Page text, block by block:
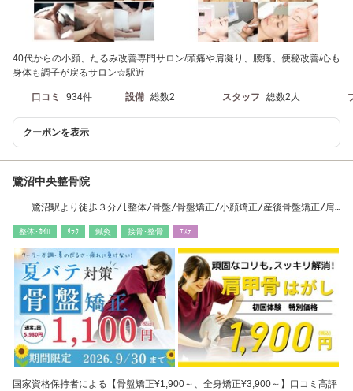
40代からの小顔、たるみ改善専門サロン/頭痛や肩凝り、腰痛、便秘改善/心も
身体も調子が戻るサロン☆駅近
口コミ 934件 設備 総数2 スタッフ 総数2人
クーポンを表示
鷺沼中央整骨院
鷺沼駅より徒歩３分/[整体/骨盤/骨盤矯正/小顔矯正/産後骨盤矯正/肩
整体･ｶｲﾛ ﾘﾗｸ 鍼灸 接骨･整骨 ｴｽﾃ
国家資格保持者による【骨盤矯正¥1,900～、全身矯正¥3,900～】口コミ高評